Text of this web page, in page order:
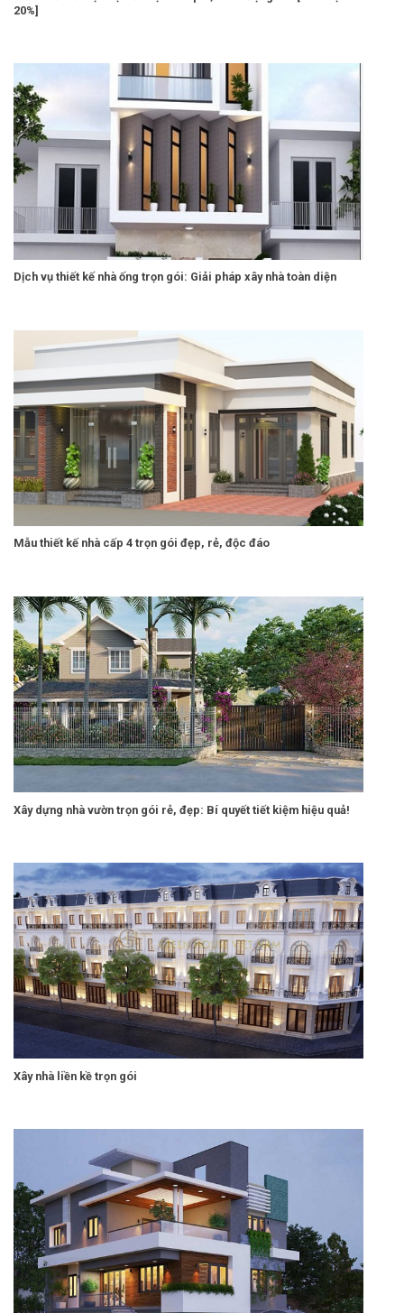
20%]
Dịch vụ thiết kế nhà ống trọn gói: Giải pháp xây nhà toàn diện
Mẫu thiết kế nhà cấp 4 trọn gói đẹp, rẻ, độc đáo
Xây dựng nhà vườn trọn gói rẻ, đẹp: Bí quyết tiết kiệm hiệu quả!
Xây nhà liền kề trọn gói